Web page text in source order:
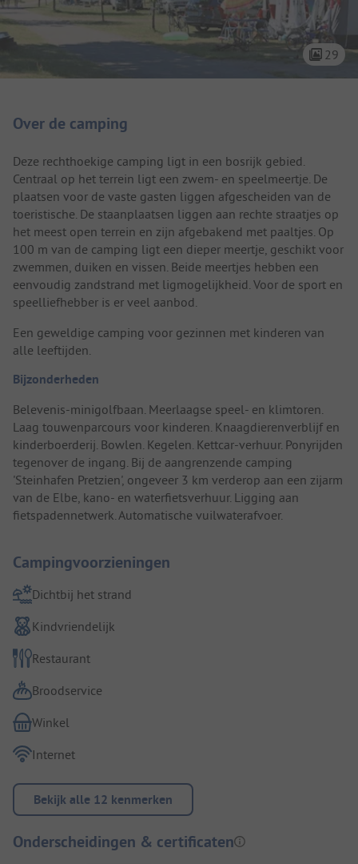
29
Over de camping
Deze rechthoekige camping ligt in een bosrijk gebied.
Centraal op het terrein ligt een zwem- en speelmeertje. De
plaatsen voor de vaste gasten liggen afgescheiden van de
toeristische. De staanplaatsen liggen aan rechte straatjes op
het meest open terrein en zijn afgebakend met paaltjes. Op
100 m van de camping ligt een dieper meertje, geschikt voor
zwemmen, duiken en vissen. Beide meertjes hebben een
eenvoudig zandstrand met ligmogelijkheid. Voor de sport en
speelliefhebber is er veel aanbod.
Een geweldige camping voor gezinnen met kinderen van
alle leeftijden.
Bijzonderheden
Belevenis-minigolfbaan. Meerlaagse speel- en klimtoren.
Laag touwenparcours voor kinderen. Knaagdierenverblijf en
kinderboerderij. Bowlen. Kegelen. Kettcar-verhuur. Ponyrijden
tegenover de ingang. Bij de aangrenzende camping
'Steinhafen Pretzien', ongeveer 3 km verderop aan een zijarm
van de Elbe, kano- en waterfietsverhuur. Ligging aan
fietspadennetwerk. Automatische vuilwaterafvoer.
Campingvoorzieningen
Dichtbij het strand
Kindvriendelijk
Restaurant
Broodservice
Winkel
Internet
Bekijk alle 12 kenmerken
Onderscheidingen & certificaten